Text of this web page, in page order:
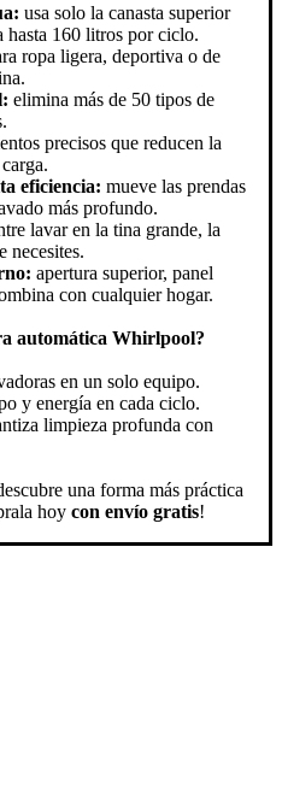
usa solo la canasta superior
hasta 160 litros por ciclo.
ropa ligera, deportiva o de
elimina más de 50 tipos de
precisos que reducen la
eficiencia: mueve las prendas
más profundo.
lavar en la tina grande, la
necesites.
apertura superior, panel
con cualquier hogar.
automática Whirlpool?
en un solo equipo.
y energía en cada ciclo.
limpieza profunda con
una forma más práctica
hoy con envío gratis!